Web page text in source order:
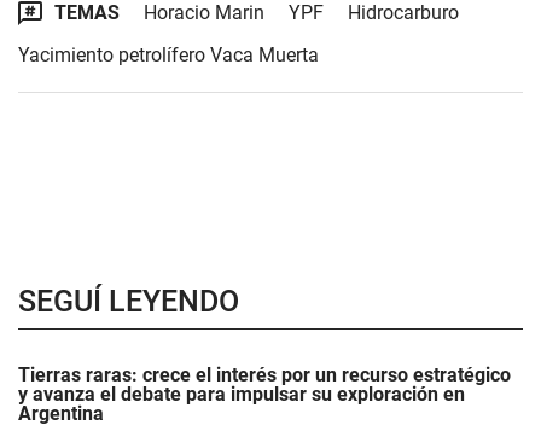
TEMAS Horacio Marin YPF
Hidrocarburo
Yacimiento petrolífero Vaca Muerta
SEGUÍ LEYENDO
Tierras raras: crece el interés por un recurso estratégico
y avanza el debate para impulsar su exploración en
Argentina